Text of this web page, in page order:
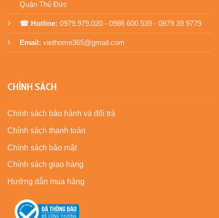
Quận Thủ Đức
☎ Hotline: 0979.979.020 - 0986 600 539 - 0879 39 9779
Email: viethome365@gmail.com
CHÍNH SÁCH
Chính sách bảo hành và đổi trả
Chính sách thanh toán
Chính sách bảo mật
Chính sách giao hàng
Hướng dẫn mua hàng